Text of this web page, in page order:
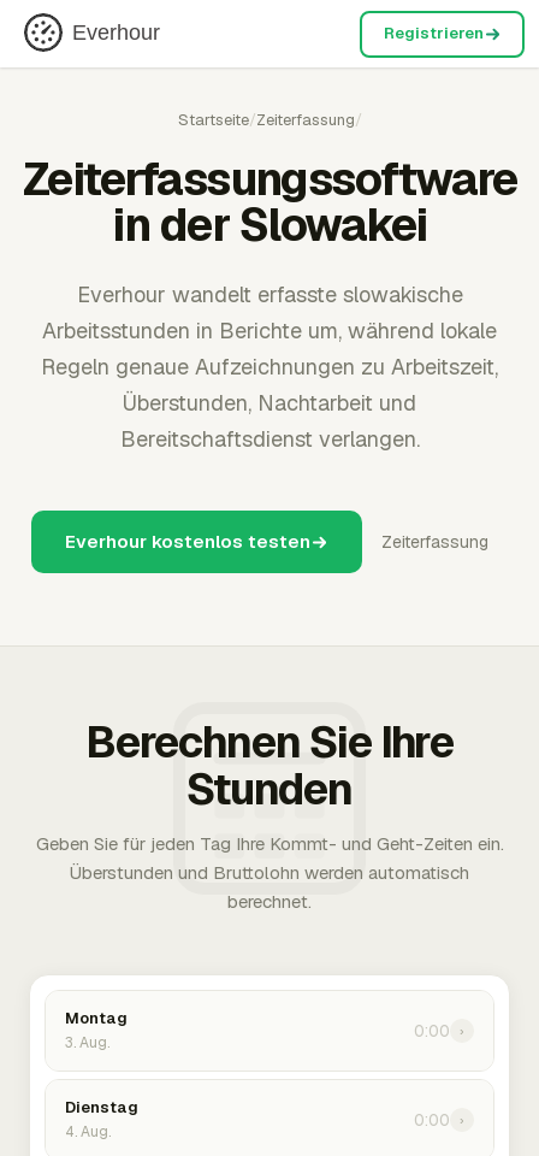
Everhour Registrieren
Startseite/Zeiterfassung/
Zeiterfassungssoftware
in der Slowakei
Everhour wandelt erfasste slowakische
Arbeitsstunden in Berichte um, während lokale
Regeln genaue Aufzeichnungen zu Arbeitszeit,
Überstunden, Nachtarbeit und
Bereitschaftsdienst verlangen.
Everhour kostenlos testen Zeiterfassung
Berechnen Sie Ihre
Stunden
Geben Sie für jeden Tag Ihre Kommt- und Geht-Zeiten ein.
Überstunden und Bruttolohn werden automatisch
berechnet.
Montag
3. Aug.
0:00 ›
Dienstag
4. Aug.
0:00 ›